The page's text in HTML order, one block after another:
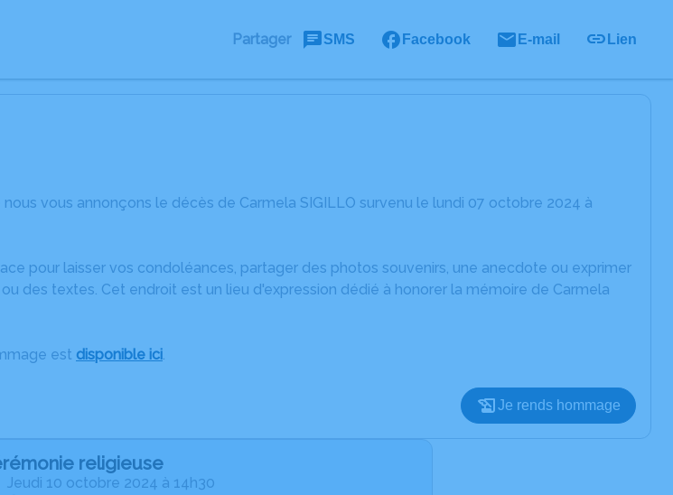
Partager SMS Facebook E-mail Lien
vous annonçons le décès de Carmela SIGILLO survenu le lundi 07 octobre 2024 à
pour laisser vos condoléances, partager des photos souvenirs, une anecdote ou exprimer
des textes. Cet endroit est un lieu d'expression dédié à honorer la mémoire de Carmela
est disponible ici.
Je rends hommage
religieuse
jeudi 10 octobre 2024 à 14h30